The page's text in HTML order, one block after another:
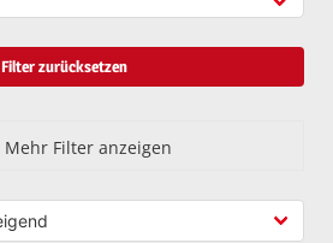
Filter zurücksetzen
Mehr Filter anzeigen